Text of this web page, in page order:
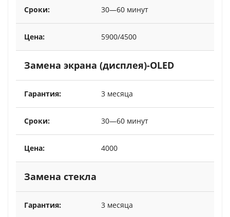
30—60 минут
5900/4500
Замена экрана (дисплея)-OLED
3 месяца
30—60 минут
4000
Замена стекла
3 месяца